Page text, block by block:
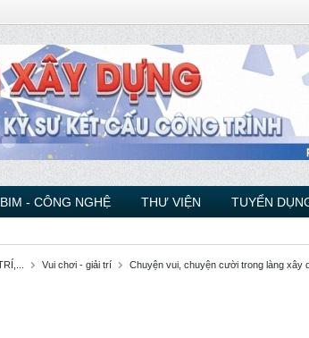
BIM - CÔNG NGHỆ THƯ VIỆN TUYỂN
Vui chơi - giải trí Chuyện vui, chuyện cười trong làng xây